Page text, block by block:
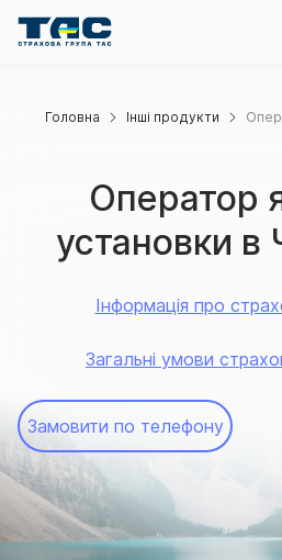
Головна Інші продукти
Оператор
установки в
Інформація про
Загальні умови
Замовити по телефону